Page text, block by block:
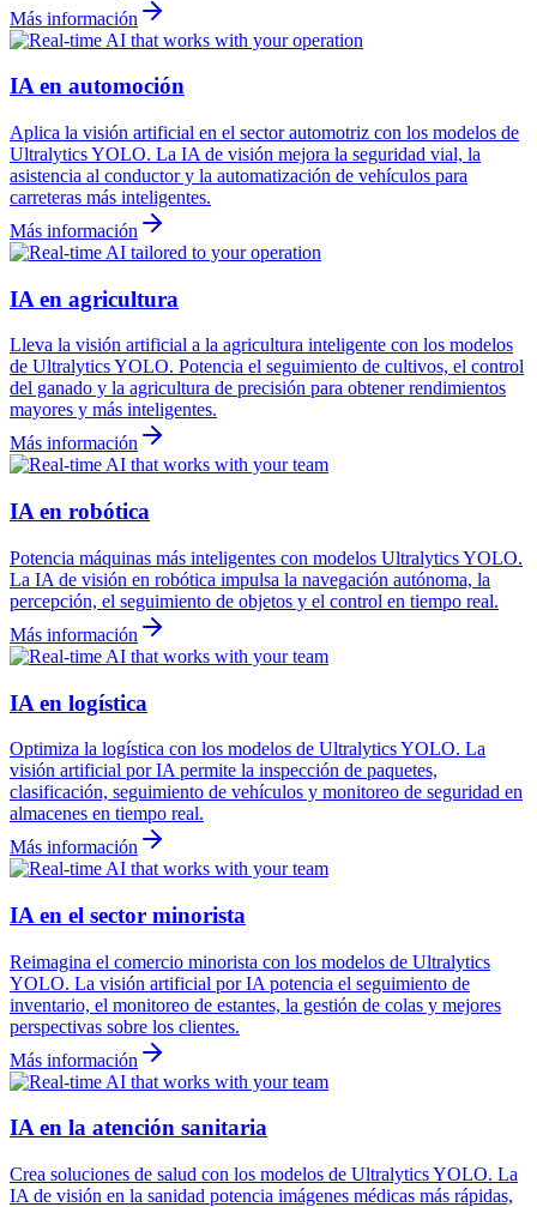
Más información
IA en automoción
Aplica la visión artificial en el sector automotriz con los modelos de
Ultralytics YOLO. La IA de visión mejora la seguridad vial, la
asistencia al conductor y la automatización de vehículos para
carreteras más inteligentes.
Más información
IA en agricultura
Lleva la visión artificial a la agricultura inteligente con los modelos
de Ultralytics YOLO. Potencia el seguimiento de cultivos, el control
del ganado y la agricultura de precisión para obtener rendimientos
mayores y más inteligentes.
Más información
IA en robótica
Potencia máquinas más inteligentes con modelos Ultralytics YOLO.
La IA de visión en robótica impulsa la navegación autónoma, la
percepción, el seguimiento de objetos y el control en tiempo real.
Más información
IA en logística
Optimiza la logística con los modelos de Ultralytics YOLO. La
visión artificial por IA permite la inspección de paquetes,
clasificación, seguimiento de vehículos y monitoreo de seguridad en
almacenes en tiempo real.
Más información
IA en el sector minorista
Reimagina el comercio minorista con los modelos de Ultralytics
YOLO. La visión artificial por IA potencia el seguimiento de
inventario, el monitoreo de estantes, la gestión de colas y mejores
perspectivas sobre los clientes.
Más información
IA en la atención sanitaria
Crea soluciones de salud con los modelos de Ultralytics YOLO. La
IA de visión en la sanidad potencia imágenes médicas más rápidas,